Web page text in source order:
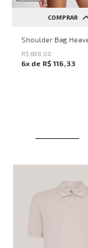
COMPRAR
UN
R$ 698 00
6x de R$ 116,33